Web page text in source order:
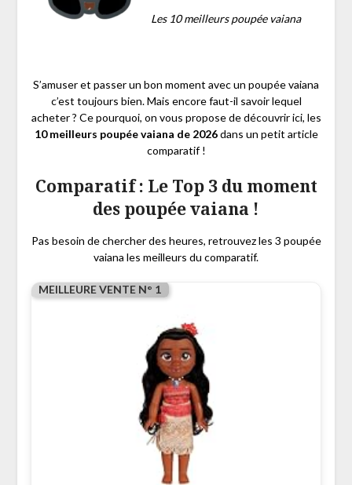
Les 10 meilleurs poupée vaiana
S’amuser et passer un bon moment avec un poupée vaiana
c’est toujours bien. Mais encore faut-il savoir lequel
acheter ? Ce pourquoi, on vous propose de découvrir ici, les
10 meilleurs poupée vaiana de 2026dans un petit article
comparatif !
Comparatif : Le Top 3 du moment
des poupée vaiana !
Pas besoin de chercher des heures, retrouvez les 3 poupée
vaiana les meilleurs du comparatif.
MEILLEURE VENTE N° 1